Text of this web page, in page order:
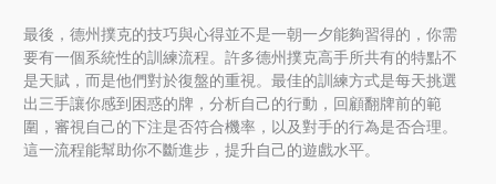
最後，德州撲克的技巧與心得並不是一朝一夕能夠習得的，你需
要有一個系統性的訓練流程。許多德州撲克高手所共有的特點不
是天賦，而是他們對於復盤的重視。最佳的訓練方式是每天挑選
出三手讓你感到困惑的牌，分析自己的行動，回顧翻牌前的範
圍，審視自己的下注是否符合機率，以及對手的行為是否合理。
這一流程能幫助你不斷進步，提升自己的遊戲水平。